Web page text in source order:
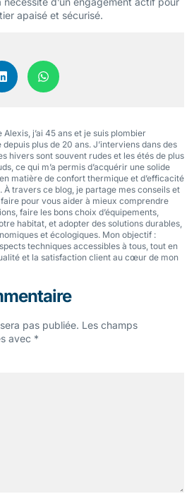
apaisé et sécurisé.
Alexis, j’ai 45 ans et je suis plombier
plus de 20 ans. J’interviens dans des
hivers sont souvent rudes et les étés de plus
ce qui m’a permis d’acquérir une solide
matière de confort thermique et d’efficacité
À travers ce blog, je partage mes conseils et
pour vous aider à mieux comprendre
faire les bons choix d’équipements,
habitat, et adopter des solutions durables,
et écologiques. Mon objectif :
techniques accessibles à tous, tout en
et la satisfaction client au cœur de mon
pas publiée. Les champs
avec *